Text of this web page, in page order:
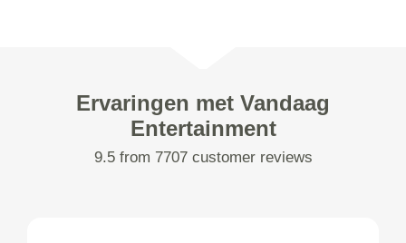
Ervaringen met Vandaag
Entertainment
9.5 from 7707 customer reviews